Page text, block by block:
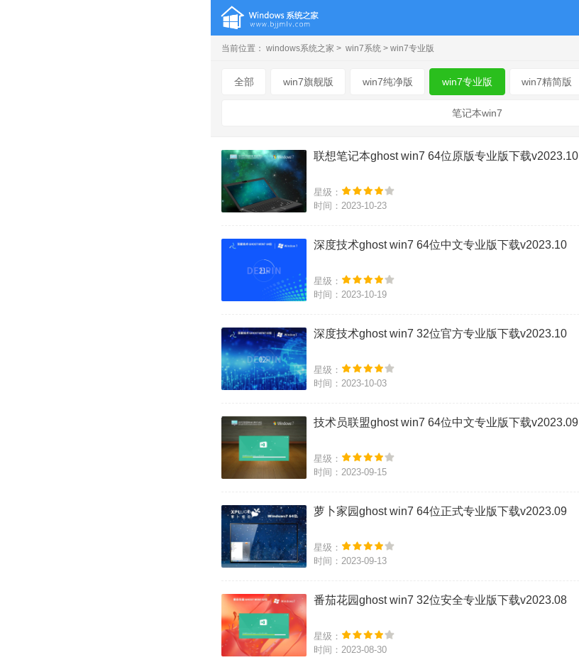
当前位置： windows系统之家 > win7系统 > win7专业版
全部 win7旗舰版 win7纯净版 win7专业版 win7精简版
笔记本win7
联想笔记本ghost win7 64位原版专业版下载v2023.10
星级：
时间：2023-10-23
深度技术ghost win7 64位中文专业版下载v2023.10
星级：
时间：2023-10-19
深度技术ghost win7 32位官方专业版下载v2023.10
星级：
时间：2023-10-03
技术员联盟ghost win7 64位中文专业版下载v2023.09
星级：
时间：2023-09-15
萝卜家园ghost win7 64位正式专业版下载v2023.09
星级：
时间：2023-09-13
番茄花园ghost win7 32位安全专业版下载v2023.08
星级：
时间：2023-08-30